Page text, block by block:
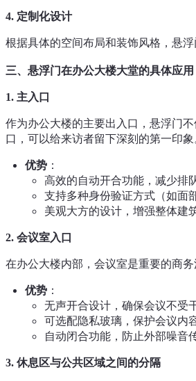
4. 定制化设计
根据具体的空间布局和装饰风格，悬
三、悬浮门在办公大楼大堂的具体应用
1. 主入口
作为办公大楼的主要出入口，悬浮门
口，可以给来访者留下深刻的第一印象
优势 ：
高效的自动开合功能，减少排
支持多种身份验证方式（如面
美观大方的设计，增强整体建
2. 会议室入口
在办公大楼内部，会议室是重要的商
优势 ：
无声开合设计，确保会议不受
可选配隐私玻璃，保护会议内
自动闭合功能，防止外部噪音
3. 休息区与公共区域之间的分隔